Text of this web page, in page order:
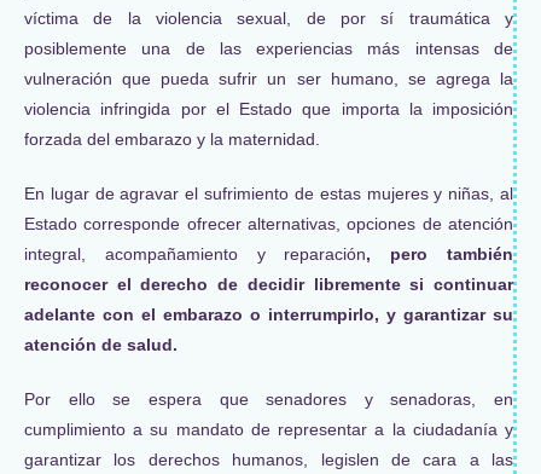
víctima de la violencia sexual, de por sí traumática y
posiblemente una de las experiencias más intensas de
vulneración que pueda sufrir un ser humano, se agrega la
violencia infringida por el Estado que importa la imposición
forzada del embarazo y la maternidad.
En lugar de agravar el sufrimiento de estas mujeres y niñas, al
Estado corresponde ofrecer alternativas, opciones de atención
integral, acompañamiento y reparación, pero también
reconocer el derecho de decidir libremente si continuar
adelante con el embarazo o interrumpirlo, y garantizar su
atención de salud.
Por ello se espera que senadores y senadoras, en
cumplimiento a su mandato de representar a la ciudadanía y
garantizar los derechos humanos, legislen de cara a las